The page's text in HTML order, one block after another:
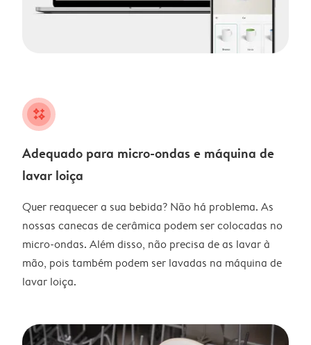
night
Adequado para micro-ondas e máquina de
lavar loiça
Quer reaquecer a sua bebida? Não há problema. As
nossas canecas de cerâmica podem ser colocadas no
micro-ondas. Além disso, não precisa de as lavar à
mão, pois também podem ser lavadas na máquina de
lavar loiça.